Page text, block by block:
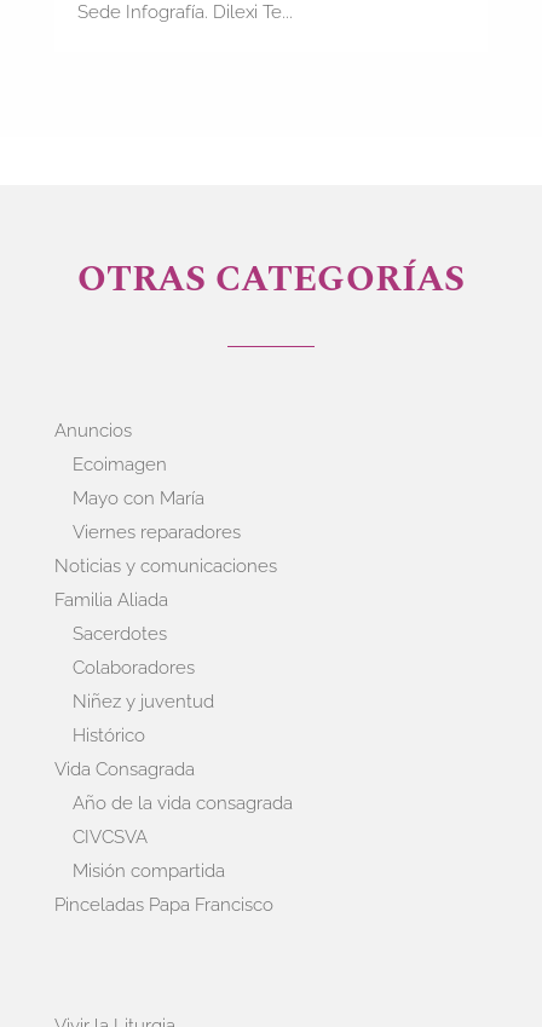
Sede Infografía. Dilexi Te...
OTRAS CATEGORÍAS
Anuncios
Ecoimagen
Mayo con María
Viernes reparadores
Noticias y comunicaciones
Familia Aliada
Sacerdotes
Colaboradores
Niñez y juventud
Histórico
Vida Consagrada
Año de la vida consagrada
CIVCSVA
Misión compartida
Pinceladas Papa Francisco